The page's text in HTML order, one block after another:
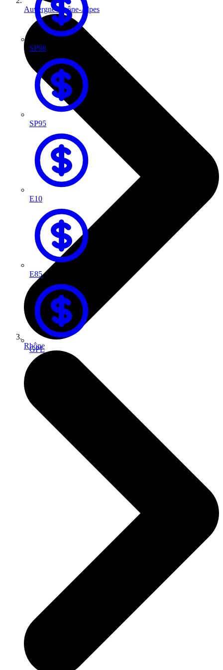
SP98
SP95
E10
E85
GPL
Auvergne-Rhône-Alpes
Rhône